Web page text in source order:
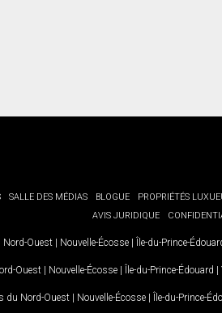
SALLE DES MÉDIAS BLOGUE PROPRIÉTÉS
AVIS JURIDIQUE
Nord-Ouest Nouvelle-Écosse Île-du-Prince-
Ouest Nouvelle-Écosse Île-du-Prince-Édouard
du Nord-Ouest Nouvelle-Écosse Île-du-Prince-